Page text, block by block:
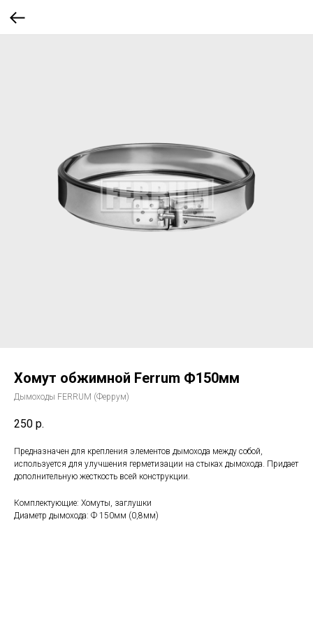
Хомут обжимной Ferrum Ф150мм
Дымоходы FERRUM (Феррум)
250 р.
Предназначен для крепления элементов дымохода между собой,
используется для улучшения герметизации на стыках дымохода. Придает
дополнительную жесткость всей конструкции.
Комплектующие: Хомуты, заглушки
Диаметр дымохода: Ф 150мм (0,8мм)